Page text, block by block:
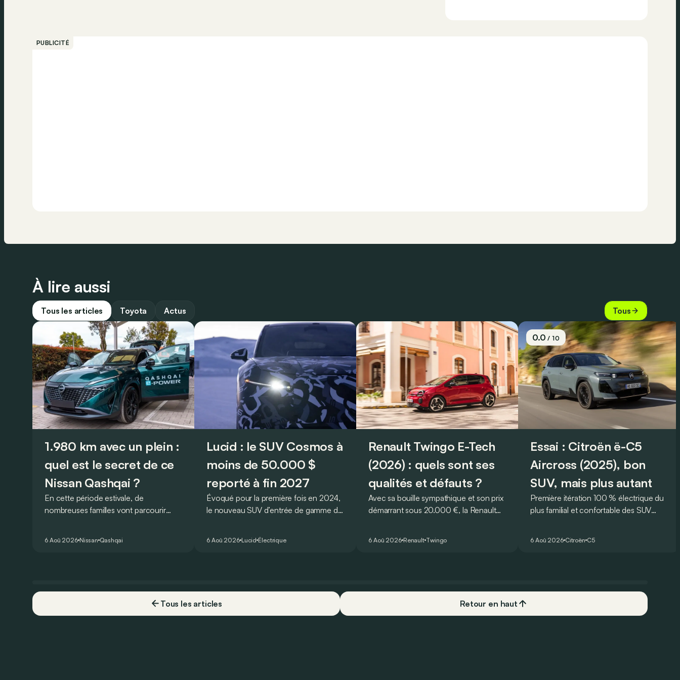
PUBLICITÉ
À lire aussi
Tous les articles Toyota Actus Tous
1.980 km avec un plein :
quel est le secret de ce
Nissan Qashqai ?
En cette période estivale, de
nombreuses familles vont parcourir
Qashqai e-Power, il serait possible de
vrai ?
6 Aoû 2026 Nissan Qashqai
Lucid : le SUV Cosmos à
moins de 50.000 $
reporté à fin 2027
Évoqué pour la première fois en 2024,
le nouveau SUV d’entrée de gamme de
6 Aoû 2026 Lucid Électrique
Renault Twingo E-Tech
(2026) : quels sont ses
qualités et défauts ?
Avec sa bouille sympathique et son prix
démarrant sous 20.000 €, la Renault
séduisantes du moment. Mais est-ce
6 Aoû 2026 Renault Twingo
0.0/ 10
Essai : Citroën ë-C5
Aircross (2025), bon
SUV, mais plus autant
Première itération 100 % électrique du
plus familial et confortable des SUV
6 Aoû 2026 Citroën C5
Tous les articles Retour en haut